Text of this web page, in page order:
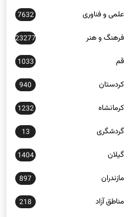
فرهنگ و هنر 23277
قم 1033
کردستان 940
کرمانشاه 1232
گردشگری 13
گیلان 1404
مازندران 897
مناطق آزاد 218
256